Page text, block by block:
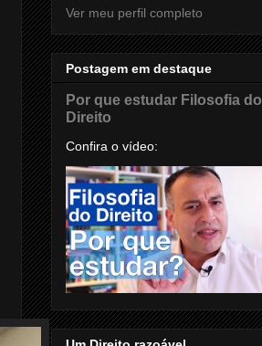
Ver meu perfil completo
Postagem em destaque
Por que estudar Filosofia do
Direito
Confira o vídeo: